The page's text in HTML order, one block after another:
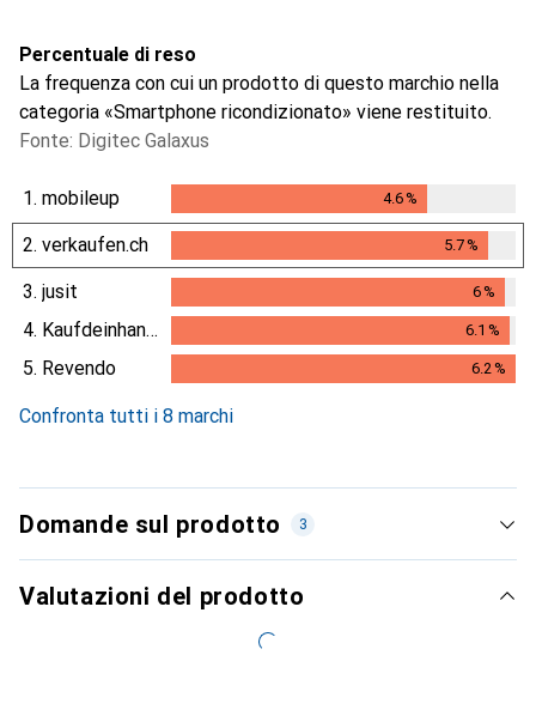
Percentuale di reso
La frequenza con cui un prodotto di questo marchio nella
categoria «Smartphone ricondizionato» viene restituito.
Fonte: Digitec Galaxus
1. mobileup 4.6%
2. verkaufen.ch 5.7%
5.7%
3. jusit 6%
6%
4. Kaufdeinhandy.ch 6.1 %
6.1%
5. Revendo 6.2 %
Confronta tutti i 8 marchi
Domande sul prodotto 3
Valutazioni del prodotto